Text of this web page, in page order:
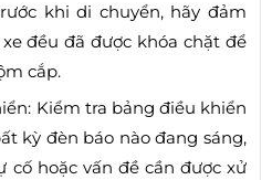
khi di chuyển, hãy đảm
đều đã được khóa chặt để
cắp.
Kiểm tra bảng điều khiển
kỳ đèn báo nào đang sáng,
cố hoặc vấn đề cần được xử